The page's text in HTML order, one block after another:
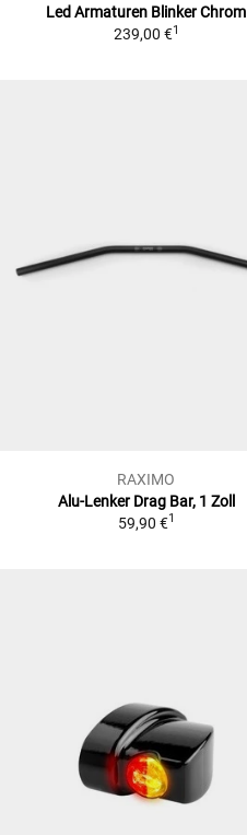
Led Armaturen Blinker Chrom
239,00 €1
RAXIMO
Alu-Lenker Drag Bar, 1 Zoll
59,90 €1